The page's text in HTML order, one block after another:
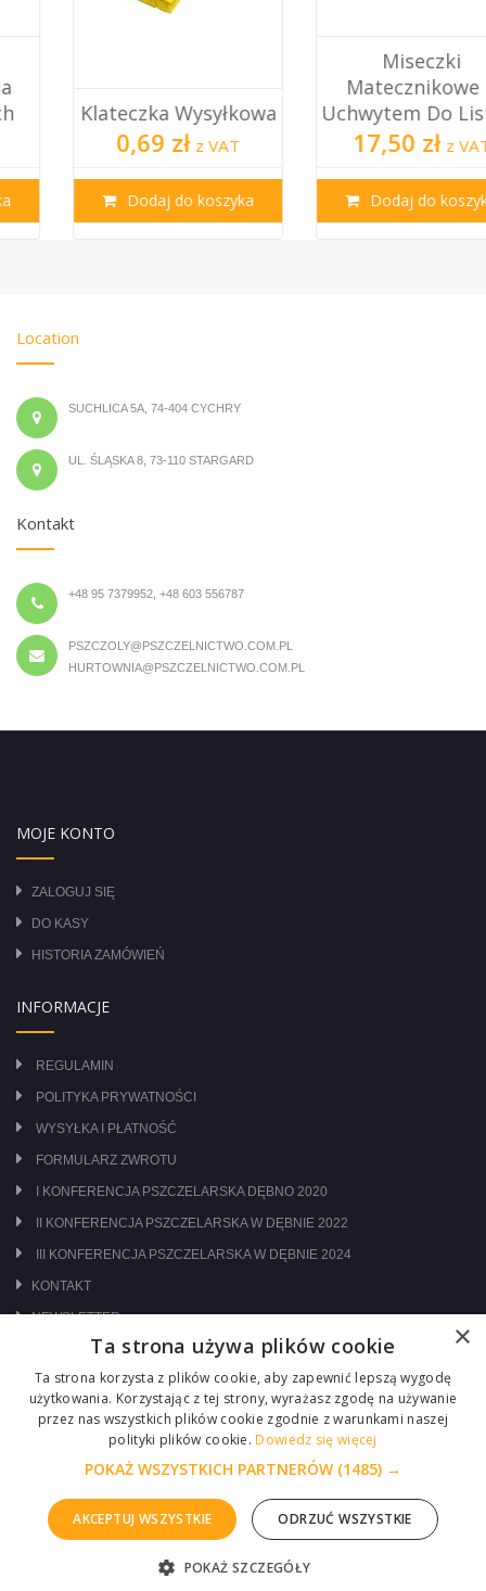
Klateczka Wysyłkowa
0,69 zł z VAT
Dodaj do koszyka
Miseczki
Matecznikowe Z
Uchwytem Do Listw...
17,50 zł z VAT
Dodaj do koszyka
Location
SUCHLICA 5A, 74-404 CYCHRY
UL. ŚLĄSKA 8, 73-110 STARGARD
Kontakt
+48 95 7379952, +48 603 556787
PSZCZOLY@PSZCZELNICTWO.COM.PL
HURTOWNIA@PSZCZELNICTWO.COM.PL
MOJE KONTO
ZALOGUJ SIĘ
DO KASY
HISTORIA ZAMÓWIEŃ
INFORMACJE
REGULAMIN
POLITYKA PRYWATNOŚCI
WYSYŁKA I PŁATNOŚĆ
FORMULARZ ZWROTU
I KONFERENCJA PSZCZELARSKA DĘBNO 2020
II KONFERENCJA PSZCZELARSKA W DĘBNIE 2022
III KONFERENCJA PSZCZELARSKA W DĘBNIE 2024
KONTAKT
NEWSLETTER
ODWIEDŹ NAS NA:
Realizacja :
ZGŁOŚ PROBLEM
×
Ta strona używa plików cookie
Ta strona korzysta z plików cookie, aby zapewnić lepszą wygodę
użytkowania. Korzystając z tej strony, wyrażasz zgodę na używanie
przez nas wszystkich plików cookie zgodnie z warunkami naszej
polityki plików cookie. Dowiedz się więcej
POKAŻ WSZYSTKICH PARTNERÓW (1485) →
AKCEPTUJ WSZYSTKIE ODRZUĆ WSZYSTKIE
POKAŻ SZCZEGÓŁY